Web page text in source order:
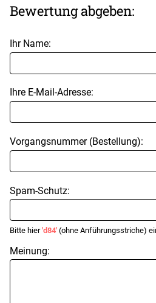
Bewertung abgeben:
Ihr Name:
Ihre E-Mail-Adresse:
Vorgangsnummer (Bestellung):
Spam-Schutz:
Bitte hier'd84' (ohne Anführungsstriche)
Meinung: